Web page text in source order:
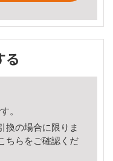
る
。
換の場合に限りま
ちら をご確認くだ